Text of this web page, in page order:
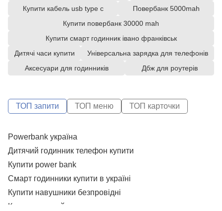
Купити кабель usb type c
Повербанк 5000mah
Купити повербанк 30000 mah
Купити смарт годинник івано франківськ
Дитячі часи купити
Універсальна зарядка для телефонів
Аксесуари для годинників
Дбж для роутерів
ТОП запити ТОП меню ТОП карточки
Powerbank україна
Дитячий годинник телефон купити
Купити power bank
Смарт годинники купити в україні
Купити навушники безпровідні
Купити дитячий годинник з gps